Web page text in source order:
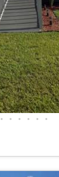
• • • • • •